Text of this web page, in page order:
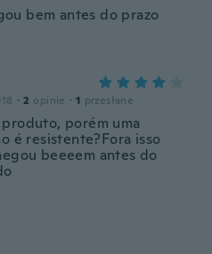
bem antes do prazo
· 2 opinie · 1 przesłane
porém uma
é resistente?Fora isso
beeeem antes do